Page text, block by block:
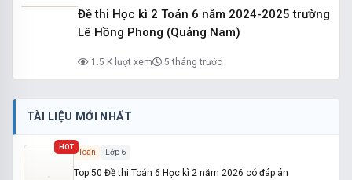
Đề thi Học kì 2 Toán 6 năm 2024-2025 trường
Lê Hồng Phong (Quảng Nam)
1.5 K lượt xem 5 tháng trước
TÀI LIỆU MỚI NHẤT
HOT
Toán Lớp 6
Top 50 Đề thi Toán 6 Học kì 2 năm 2026 có đáp án